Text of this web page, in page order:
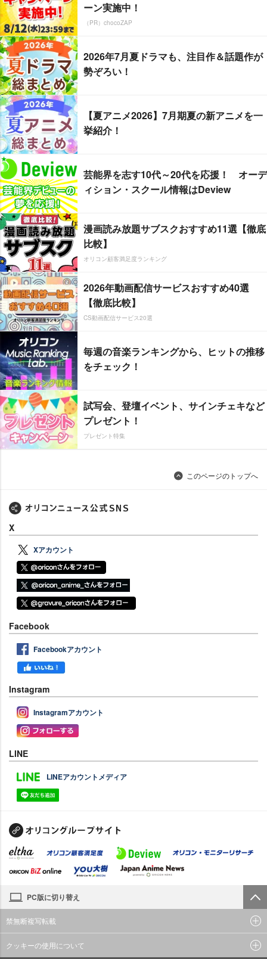
ーン実施中！
（PR）chocoZAP
2026年7月夏ドラマも、注目作＆話題作が
勢ぞろい！
【夏アニメ2026】7月期夏の新アニメを一
挙紹介！
芸能界を志す10代～20代を応援！ オーデ
ィション・スクール情報はDeview
漫画読み放題サブスクおすすめ11選【徹底
比較】
オリコン顧客満足度ランキング
2026年動画配信サービスおすすめ40選
【徹底比較】
CS動画配信サービス20選
毎週の音楽ランキングから、ヒットの推移
をチェック！
試写会、登壇イベント、サインチェキなど
プレゼント！
プレゼント特集
このページのトップへ
X
Xアカウント
Facebook
Facebookアカウント
Instagram
Instagramアカウント
LINE
LINEアカウントメディア
PC版に切り替え
禁無断複写転載
クッキーの使用について